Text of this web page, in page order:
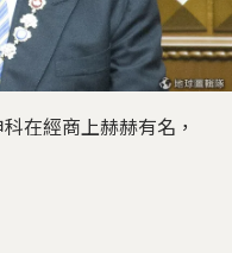
在經商上赫赫有名，